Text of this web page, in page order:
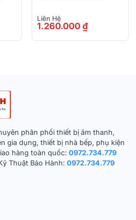
1.260.000₫
Liên Hệ
phân phối thiết bị âm thanh,
gia dụng, thiết bị nhà bếp, phụ kiện
hàng toàn quốc: 0972.734.779
Thuật Bảo Hành: 0972.734.779